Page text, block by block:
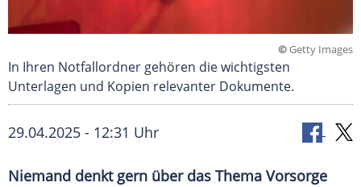
©Getty Images
In Ihren Notfallordner gehören die wichtigsten
Unterlagen und Kopien relevanter Dokumente.
29.04.2025 - 12:31 Uhr
Niemand denkt gern über das Thema Vorsorge